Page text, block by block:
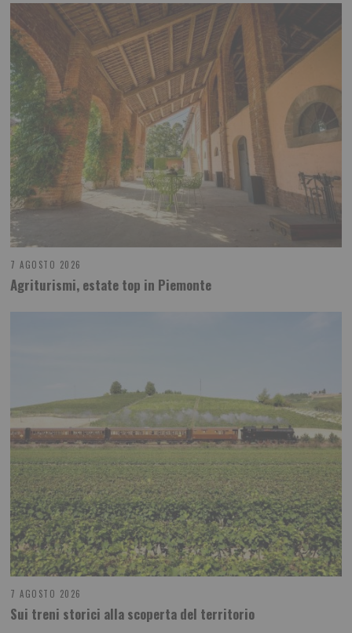
7 AGOSTO 2026
Agriturismi, estate top in Piemonte
7 AGOSTO 2026
Sui treni storici alla scoperta del territorio